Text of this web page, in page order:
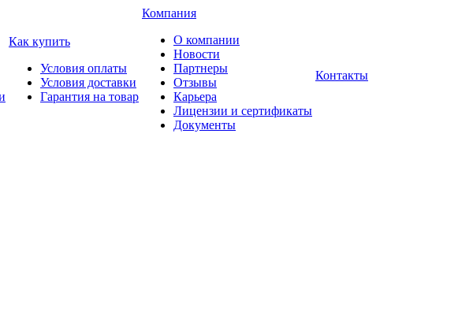
Как купить
Условия оплаты
Условия доставки
Гарантия на товар
Компания
О компании
Новости
Партнеры
Отзывы
Карьера
Лицензии и сертификаты
Документы
Контакты